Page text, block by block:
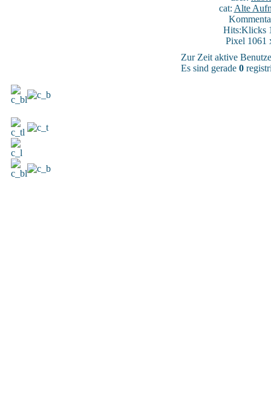
cat: Alte
Hits:Klicks
Pixel 1061
Zur Zeit aktive
Es sind gerade 0